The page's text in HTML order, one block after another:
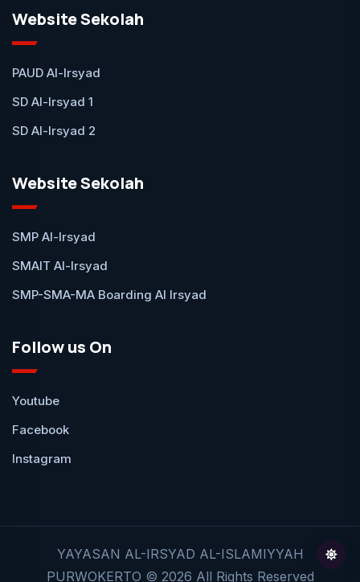
Website Sekolah
PAUD Al-Irsyad
SD Al-Irsyad 1
SD Al-Irsyad 2
Website Sekolah
SMP Al-Irsyad
SMAIT Al-Irsyad
SMP-SMA-MA Boarding Al Irsyad
Follow us On
Youtube
Facebook
Instagram
YAYASAN AL-IRSYAD AL-ISLAMIYYAH
PURWOKERTO © 2026 All Rights Reserved